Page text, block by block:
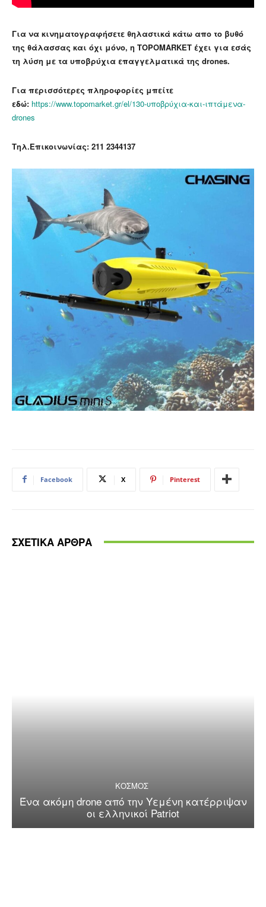
Για να κινηματογραφήσετε θηλαστικά κάτω απο το βυθό
της θάλασσας και όχι μόνο, η TOPOMARKET έχει για εσάς
τη λύση με τα υποβρύχια επαγγελματικά της drones.
Για περισσότερες πληροφορίες μπείτε
εδώ: https://www.topomarket.gr/el/130-υποβρύχια-και-ιπτάμενα-
drones
Τηλ.Επικοινωνίας: 211 2344137
Facebook X Pinterest
ΣΧΕΤΙΚΑ ΑΡΘΡΑ
ΚΟΣΜΟΣ
Ένα ακόμη drone από την Υεμένη κατέρριψαν
οι ελληνικοί Patriot